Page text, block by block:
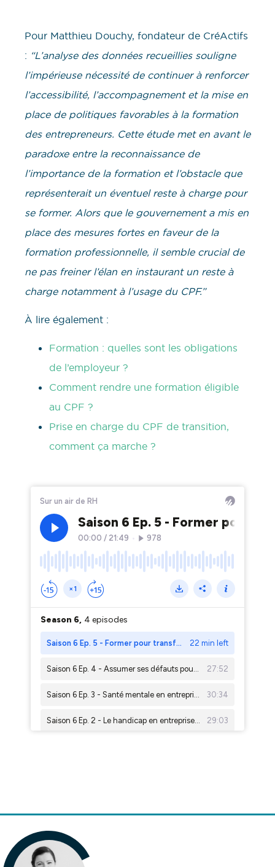
Pour Matthieu Douchy, fondateur de CréActifs
: “L’analyse des données recueillies souligne
l’impérieuse nécessité de continuer à renforcer
l’accessibilité, l’accompagnement et la mise en
place de politiques favorables à la formation
des entrepreneurs. Cette étude met en avant le
paradoxe entre la reconnaissance de
l’importance de la formation et l’obstacle que
représenterait un éventuel reste à charge pour
se former. Alors que le gouvernement a mis en
place des mesures fortes en faveur de la
formation professionnelle, il semble crucial de
ne pas freiner l’élan en instaurant un reste à
charge notamment à l’usage du CPF.”
À lire également :
Formation : quelles sont les obligations
de l’employeur ?
Comment rendre une formation éligible
au CPF ?
Prise en charge du CPF de transition,
comment ça marche ?